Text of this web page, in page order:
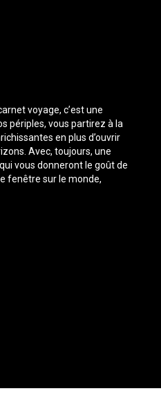
voyage, c’est une
périples, vous partirez à la
en plus d’ouvrir
Avec, toujours, une
vous donneront le goût de
fenêtre sur le monde,